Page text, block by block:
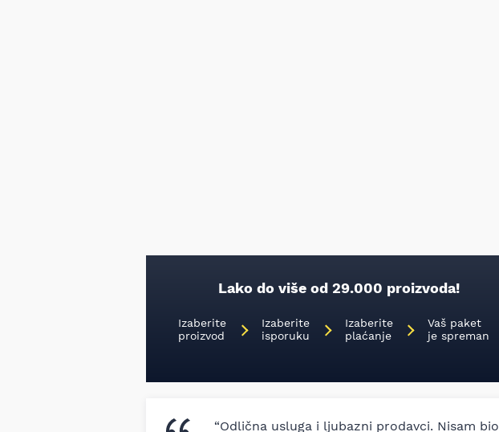
Lako do više od 29.000 proizvoda!
Izaberite
proizvod
Izaberite
isporuku
Izaberite
plaćanje
Vaš paket
je spreman
“Odlična usluga i ljubazni prodavci. Nisam bio